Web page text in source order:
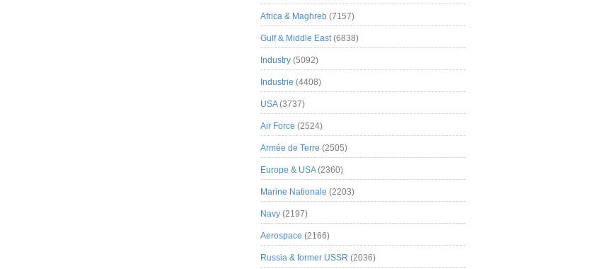
Africa & Maghreb (7157)
Gulf & Middle East(6838)
Industry (5092)
Industrie (4408)
USA(3737)
Air Force (2524)
Armée de Terre (2505)
Europe & USA(2360)
Marine Nationale (2203)
Navy (2197)
Aerospace (2166)
Russia & former USSR (2036)